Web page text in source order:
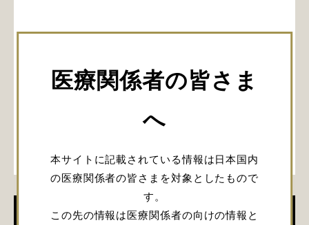
医療関係者の皆さま
へ
本サイトに記載されている情報は日本国内
の医療関係者の皆さまを対象としたもので
す。
この先の情報は医療関係者の向けの情報と
学会開催情報